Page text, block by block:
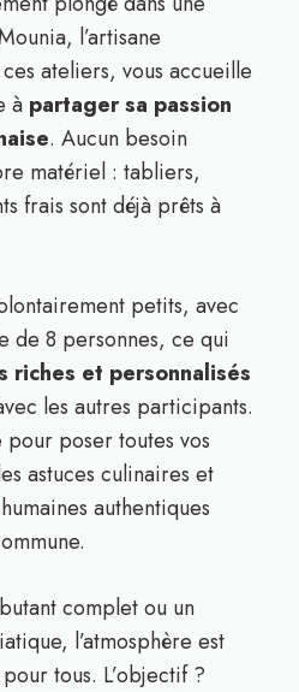
l’artisane
ateliers, vous accueille
à partager sa passion
. Aucun besoin
matériel : tabliers,
frais sont déjà prêts à
petits, avec
de 8 personnes, ce qui
riches et personnalisés
les autres participants.
pour poser toutes vos
astuces culinaires et
authentiques
complet ou un
l’atmosphère est
tous. L’objectif ?